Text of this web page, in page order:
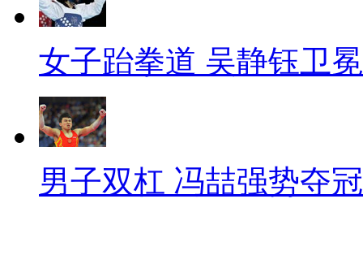
女子跆拳道 吴静钰卫冕
男子双杠 冯喆强势夺冠